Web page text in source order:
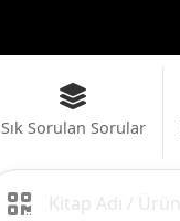
Sık Sorulan Sorular